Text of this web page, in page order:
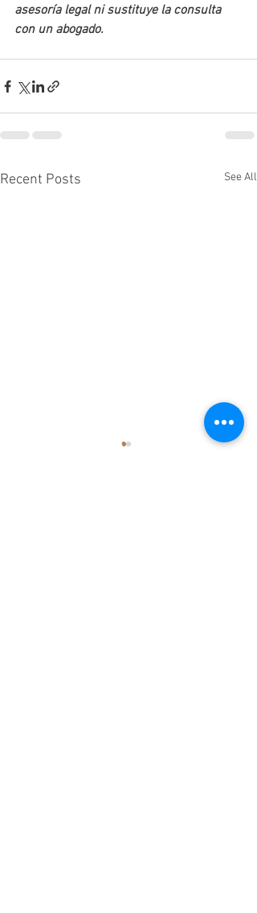
asesoría legal ni sustituye la consulta
con un abogado.
Recent Posts See All
SUPPORTERS